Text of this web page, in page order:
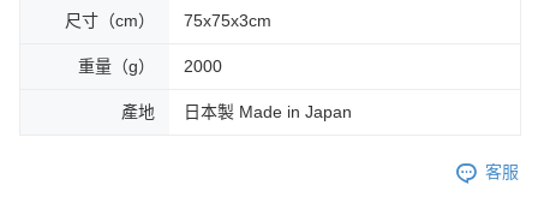
尺寸（cm） 75x75x3cm
重量（g） 2000
產地 日本製 Made in Japan
客服